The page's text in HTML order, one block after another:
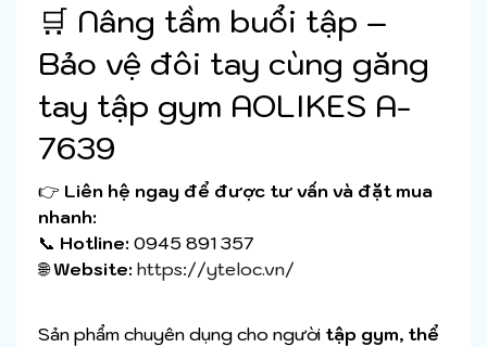
🛒 Nâng tầm buổi tập –
Bảo vệ đôi tay cùng găng
tay tập gym AOLIKES A-
7639
👉 Liên hệ ngay để được tư vấn và đặt mua
nhanh:
📞 Hotline: 0945 891 357
🌐Website: https://yteloc.vn/
Sản phẩm chuyên dụng cho người tập gym, thể